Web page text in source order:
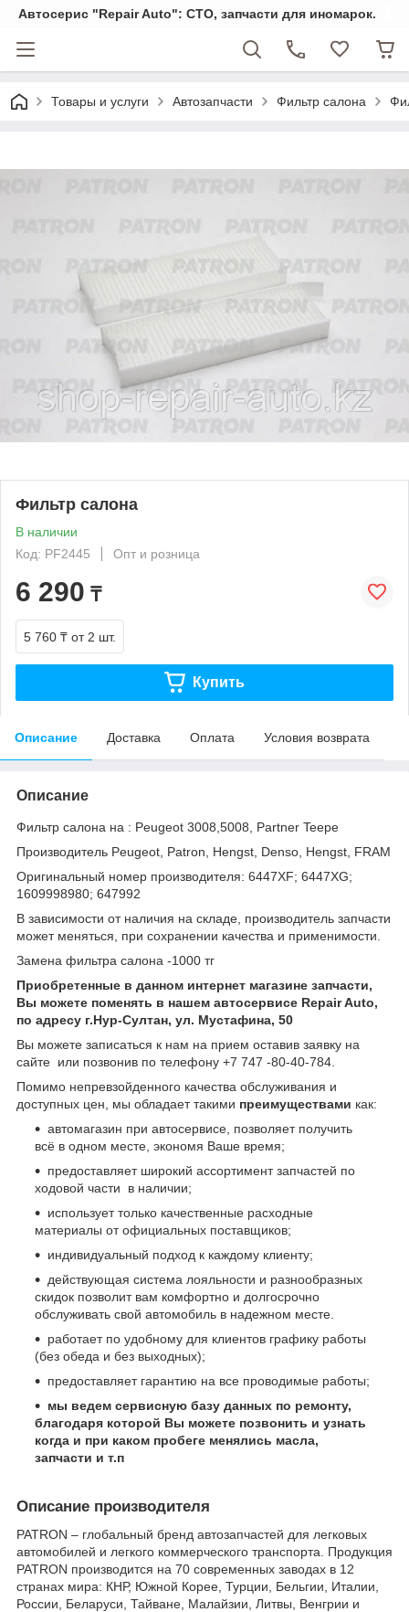
Автосерис "Repair Auto": СТО, запчасти для иномарок.
Товары и услуги Автозапчасти Фильтр салона
Фильтр салона
В наличии
Код: PF2445
Опт и розница
6 290 ₸
5 760 ₸ от 2 шт.
Купить
Описание Доставка Оплата Условия возврата
Описание
Фильтр салона на : Peugeot 3008,5008, Partner Teepe
Производитель Peugeot, Patron, Hengst, Denso, Hengst, FRAM
Оригинальный номер производителя: 6447XF; 6447XG;
1609998980; 647992
В зависимости от наличия на складе, производитель запчасти
может меняться, при сохранении качества и применимости.
Замена фильтра салона -1000 тг
Приобретенные в данном интернет магазине запчасти,
Вы можете поменять в нашем автосервисе Repair Auto,
по адресу г.Нур-Султан, ул. Мустафина, 50
Вы можете записаться к нам на прием оставив заявку на
сайте или позвонив по телефону +7 747 -80-40-784.
Помимо непревзойденного качества обслуживания и
доступных цен, мы обладает такими преимуществами как:
автомагазин при автосервисе, позволяет получить
всё в одном месте, экономя Ваше время;
предоставляет широкий ассортимент запчастей по
ходовой части в наличии;
использует только качественные расходные
материалы от официальных поставщиков;
индивидуальный подход к каждому клиенту;
действующая система лояльности и разнообразных
скидок позволит вам комфортно и долгосрочно
обслуживать свой автомобиль в надежном месте.
работает по удобному для клиентов графику работы
(без обеда и без выходных);
предоставляет гарантию на все проводимые работы;
мы ведем сервисную базу данных по ремонту,
благодаря которой Вы можете позвонить и узнать
когда и при каком пробеге менялись масла,
запчасти и т.п
Описание производителя
PATRON – глобальный бренд автозапчастей для легковых
автомобилей и легкого коммерческого транспорта. Продукция
PATRON производится на 70 современных заводах в 12
странах мира: КНР, Южной Корее, Турции, Бельгии, Италии,
России, Беларуси, Тайване, Малайзии, Литвы, Венгрии и